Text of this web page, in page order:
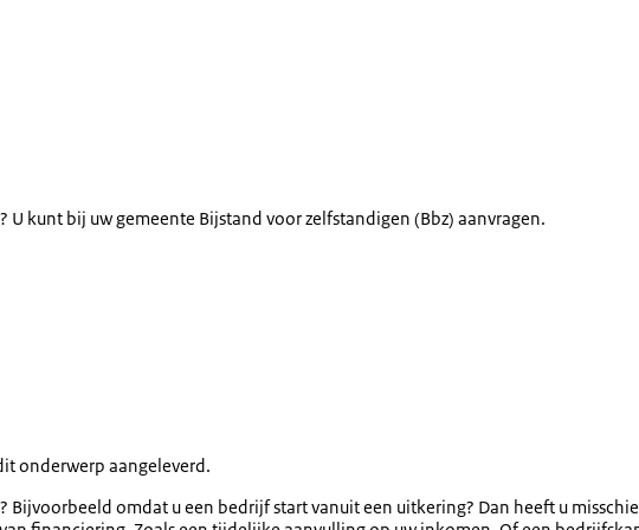
kunt bij uw gemeente Bijstand voor zelfstandigen (Bbz) aanvragen.
onderwerp aangeleverd.
omdat u een bedrijf start vanuit een uitkering? Dan heeft u